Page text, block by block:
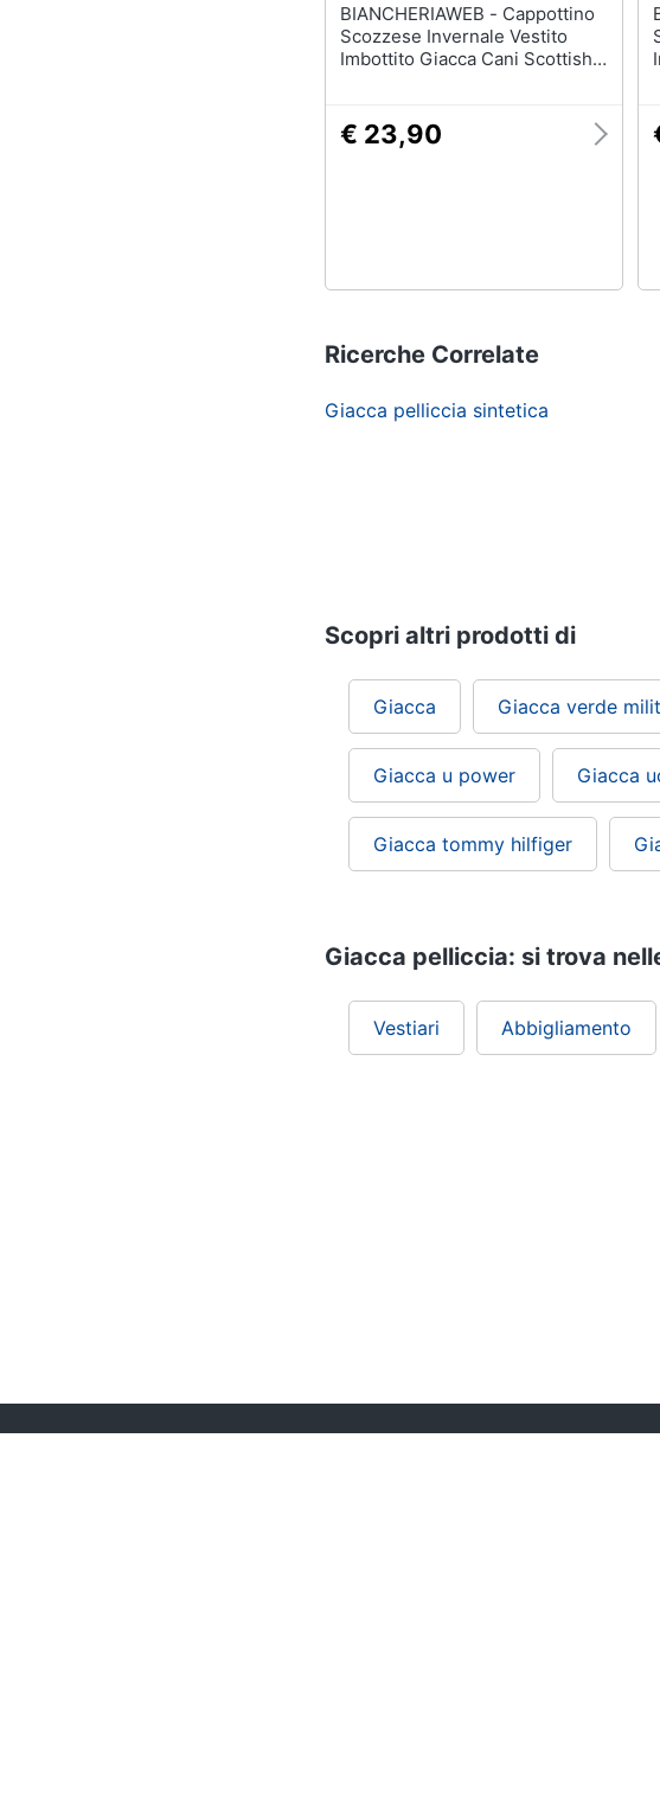
BIANCHERIAWEB - Cappottino
Scozzese Invernale Vestito
Imbottito Giacca Cani Scottish
€ 23,90
Ricerche Correlate
Giacca pelliccia sintetica
Scopri altri prodotti di
Giacca Giacca verde
Giacca u power Giacca
Giacca tommy hilfiger
Giacca pelliccia: si trova
Vestiari Abbigliamento